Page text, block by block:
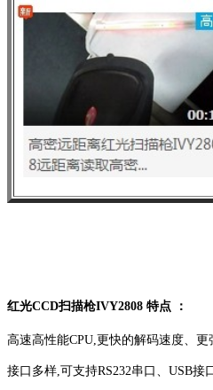
红光CCD扫描枪IVY2808 特点 ：
高速高性能CPU,更快的解码速度、
接口多样,可支持RS232串口、USB接口